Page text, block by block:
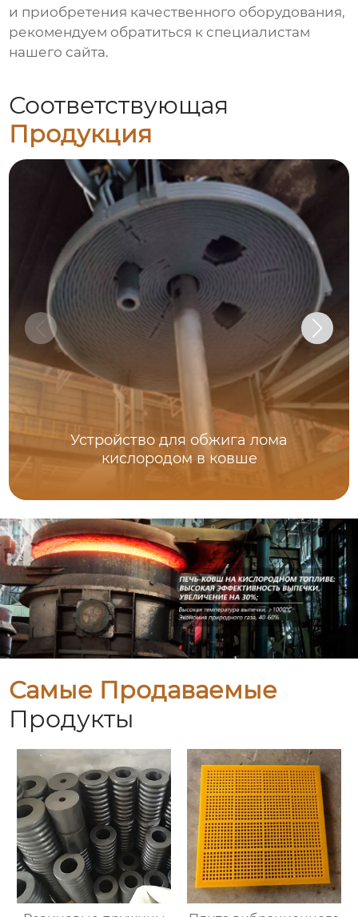
и приобретения качественного оборудования,
рекомендуем обратиться к специалистам
нашего сайта.
Соответствующая
Продукция
Устройство для обжига лома
кислородом в ковше
Самые Продаваемые
Продукты